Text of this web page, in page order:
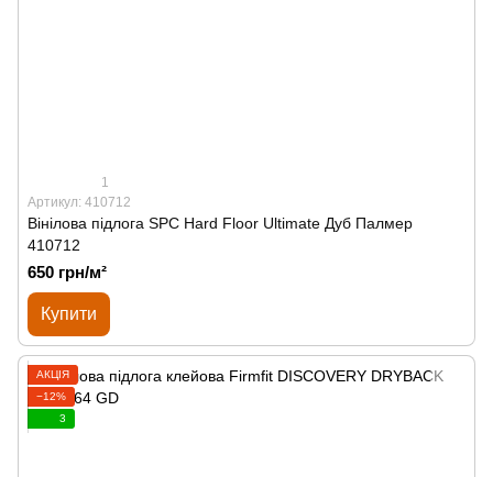
1
Артикул: 410712
Вінілова підлога SPС Hard Floor Ultimate Дуб Палмер
410712
650 грн/м²
Купити
АКЦІЯ
−12%
3